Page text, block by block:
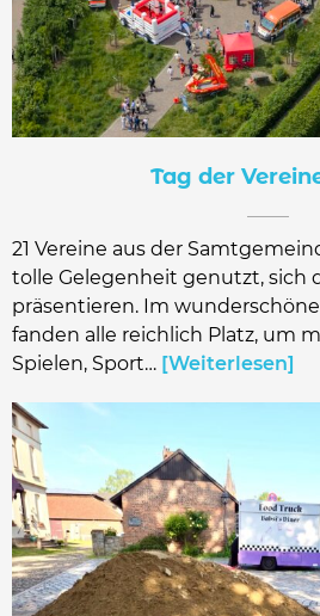
Tag der
21 Vereine aus der
tolle Gelegenheit genutzt, sich
präsentieren. Im
fanden alle reichlich Platz, um
Spielen, Sport… Weiterlesen